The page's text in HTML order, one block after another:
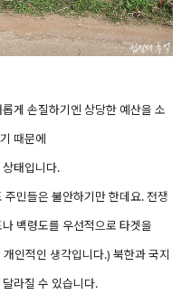
게 손질하기엔 상당한 예산을 소
때문에
태입니다.
민들은 불안하기만 한데요. 전쟁
백령도를 우선적으로 타겟을
인적인 생각입니다.) 북한과 국지
라질 수 있습니다.